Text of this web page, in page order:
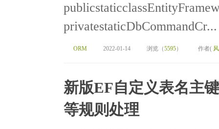
privatestaticDbCommandCr...
ORM 2022-01-14 浏览（5595） 作者(
新版EF自定义表名主
等规则处理